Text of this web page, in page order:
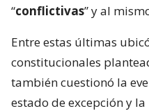
“conflictivas” y al
Entre estas últimas
constitucionales
también cuestionó la
estado de excepción y